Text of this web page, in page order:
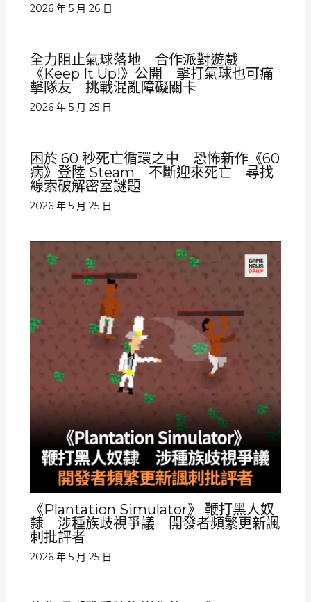
2026 年 5 月 26 日
全力阻止氣球落地 合作派對遊戲
《Keep It Up!》公開 擊打氣球也可痛
擊隊友 挑戰混亂障礙關卡
2026 年 5 月 25 日
困於 60 秒死亡循環之中 恐怖新作《60
病》登陸 Steam 不斷迎來死亡 尋找
線索破解密室謎題
2026 年 5 月 25 日
《Plantation Simulator》 鞭打黑人奴
隸 涉種族歧視爭議 開發者頻繁更新諷
刺批評者
2026 年 5 月 25 日